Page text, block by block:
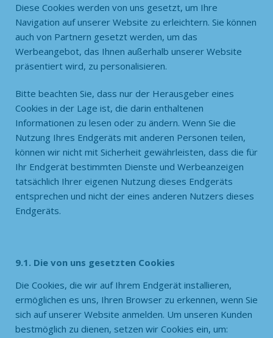
Diese Cookies werden von uns gesetzt, um Ihre
Navigation auf unserer Website zu erleichtern. Sie können
auch von Partnern gesetzt werden, um das
Werbeangebot, das Ihnen außerhalb unserer Website
präsentiert wird, zu personalisieren.
Bitte beachten Sie, dass nur der Herausgeber eines
Cookies in der Lage ist, die darin enthaltenen
Informationen zu lesen oder zu ändern. Wenn Sie die
Nutzung Ihres Endgeräts mit anderen Personen teilen,
können wir nicht mit Sicherheit gewährleisten, dass die für
Ihr Endgerät bestimmten Dienste und Werbeanzeigen
tatsächlich Ihrer eigenen Nutzung dieses Endgeräts
entsprechen und nicht der eines anderen Nutzers dieses
Endgeräts.
9.1. Die von uns gesetzten Cookies
Die Cookies, die wir auf Ihrem Endgerät installieren,
ermöglichen es uns, Ihren Browser zu erkennen, wenn Sie
sich auf unserer Website anmelden. Um unseren Kunden
bestmöglich zu dienen, setzen wir Cookies ein, um: